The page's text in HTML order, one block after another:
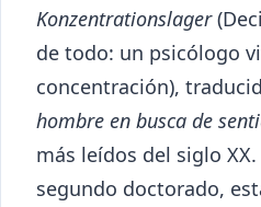
Konzentrationslager
de todo: un psicólogo
concentración),
hombre en busca de
más leídos del siglo
segundo doctorado,